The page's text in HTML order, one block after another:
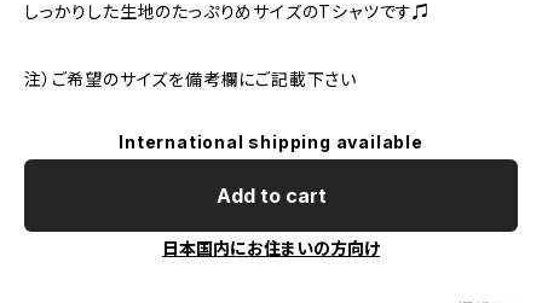
しっかりした生地のたっぷりめサイズのTシャツです♫
注）ご希望のサイズを備考欄にご記載下さい
International shipping available
Add to cart
日本国内にお住まいの方向け